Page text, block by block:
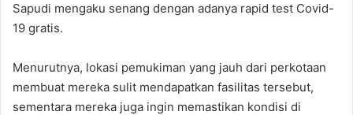
Sapudi mengaku senang dengan adanya rapid test Covid-
19 gratis.
Menurutnya, lokasi pemukiman yang jauh dari perkotaan
membuat mereka sulit mendapatkan fasilitas tersebut,
sementara mereka juga ingin memastikan kondisi di